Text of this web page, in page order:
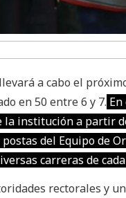
a cabo el
en 50 entre 6 y 7.
la institución a partir
del Equipo de
carreras de
rectorales y